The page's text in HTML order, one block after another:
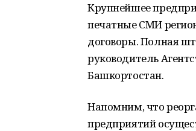
Крупнейшее
печатные СМИ
договоры. Полная
руководитель
Башкортостан.
Напомним, что
предприятий